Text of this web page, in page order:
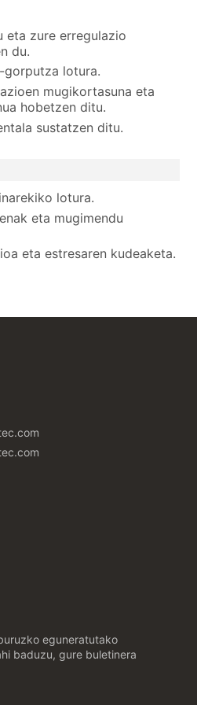
eta zure erregulazio
du.
gorputza lotura.
mugikortasuna eta
hobetzen ditu.
sustatzen ditu.
lotura.
eta mugimendu
eta estresaren kudeaketa.
eguneratutako
baduzu, gure buletinera